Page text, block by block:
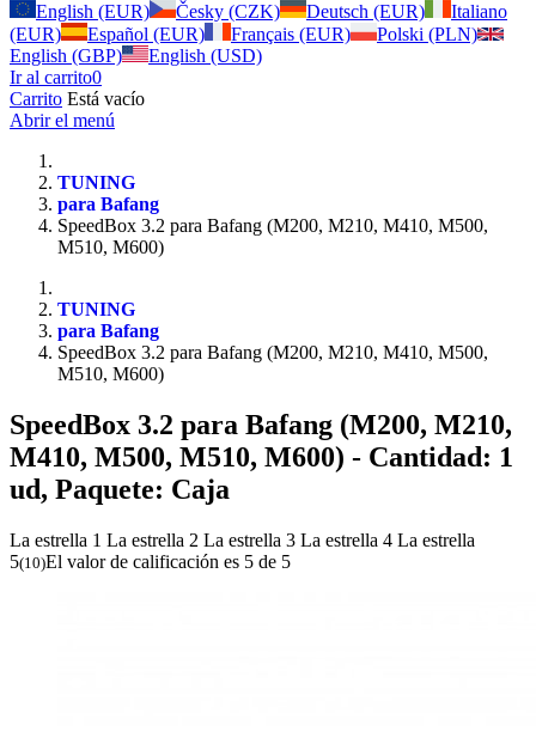
English (EUR)
Česky (CZK) Deutsch (EUR)
Italiano
(EUR)
Español (EUR) Français (EUR)
Polski (PLN)
English (GBP)
English (USD)
Ir al carrito0
Carrito Está vacío
Abrir el menú
TUNING
para Bafang
SpeedBox 3.2 para Bafang (M200, M210, M410, M500,
M510, M600)
TUNING
para Bafang
SpeedBox 3.2 para Bafang (M200, M210, M410, M500,
M510, M600)
SpeedBox 3.2 para Bafang (M200, M210,
M410, M500, M510, M600) - Cantidad: 1
ud, Paquete: Caja
La estrella 1 La estrella 2 La estrella 3 La estrella 4 La estrella
5(10)El valor de calificación es 5 de 5